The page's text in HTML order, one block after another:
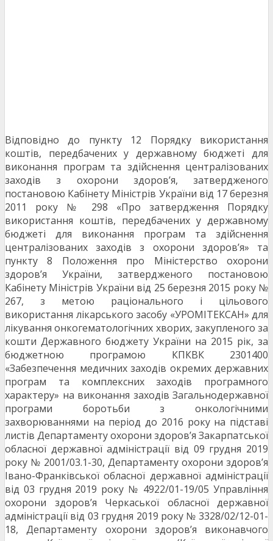
Відповідно до пункту 12 Порядку використання
коштів, передбачених у державному бюджеті для
виконання програм та здійснення централізованих
заходів з охорони здоров’я, затвердженого
постановою Кабінету Міністрів України від 17 березня
2011 року № 298 «Про затвердження Порядку
використання коштів, передбачених у державному
бюджеті для виконання програм та здійснення
централізованих заходів з охорони здоров’я» та
пункту 8 Положення про Міністерство охорони
здоров’я України, затвердженого постановою
Кабінету Міністрів України від 25 березня 2015 року №
267, з метою раціонального і цільового
використання лікарського засобу «УРОМІТЕКСАН» для
лікування онкогематологічних хворих, закупленого за
кошти Державного бюджету України на 2015 рік, за
бюджетною програмою КПКВК 2301400
«Забезпечення медичних заходів окремих державних
програм та комплексних заходів програмного
характеру» на виконання заходів Загальнодержавної
програми боротьби з онкологічними
захворюваннями на період до 2016 року на підставі
листів Департаменту охорони здоров’я Закарпатської
обласної державної адміністрації від 09 грудня 2019
року № 2001/03.1-30, Департаменту охорони здоров’я
Івано-Франківської обласної державної адміністрації
від 03 грудня 2019 року № 4922/01-19/05 Управління
охорони здоров’я Черкаської обласної державної
адміністрації від 03 грудня 2019 року № 3328/02/12-01-
18, Департаменту охорони здоров’я виконавчого